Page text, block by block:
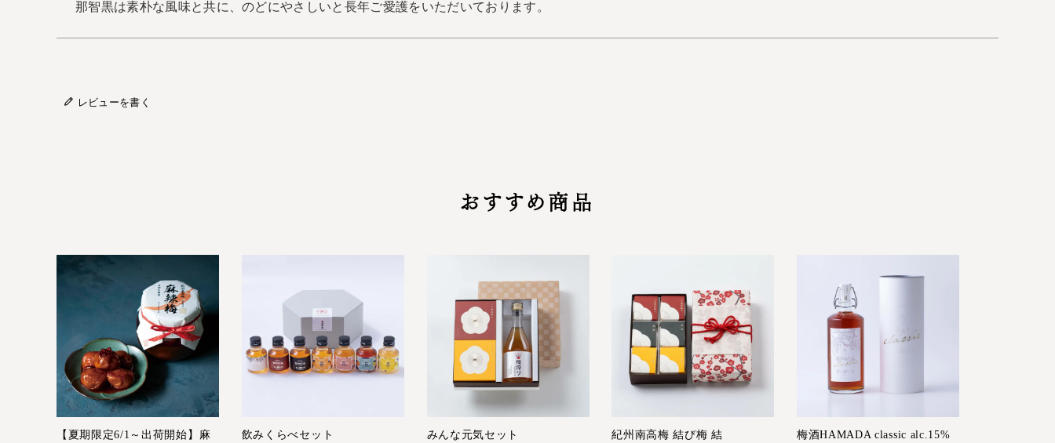
那智黒は素朴な風味と共に、のどにやさしいと長年ご愛護をいただいております。
レビューを書く
おすすめ商品
【夏期限定6/1～出荷開始】麻
飲みくらべセット
みんな元気セット
紀州南高梅 結び梅 結
梅酒HAMADA classic alc.15%